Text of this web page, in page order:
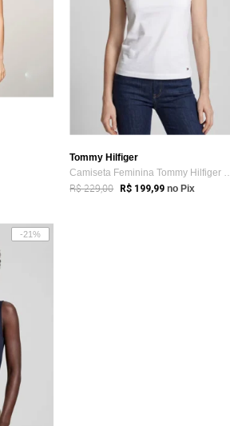
Tommy Hilfiger
Camiseta Feminina
R$ 229,00 R$ 199,99 no Pix
-21%